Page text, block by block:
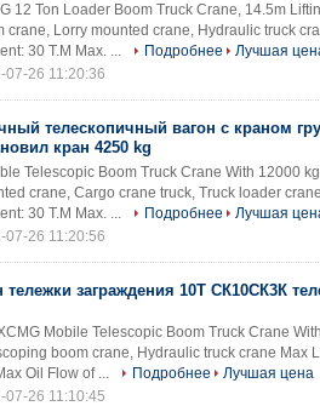
12 Ton Loader Boom Truck Crane, 14.5m
crane, Lorry mounted crane, Hydraulic truck
30 T.M Max. ...
Подробнее
Лучшая
07-26 11:20:36
телескопичный вагон с краном
кран 4250 kg
Telescopic Boom Truck Crane With 12000
crane, Cargo crane truck, Truck loader
30 T.M Max. ...
Подробнее
Лучшая
07-26 11:20:56
тележки заграждения 10Т СК10СК3К
Mobile Telescopic Boom Truck Crane
boom crane, Hydraulic truck crane Max
Oil Flow of ...
Подробнее
Лучшая цена
07-26 11:10:45